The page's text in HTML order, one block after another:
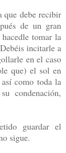
que debe recibir
de un gran
tomar la
incitarle a
en el caso
que) el sol en
como toda la
condenación,
guardar el
sigue.